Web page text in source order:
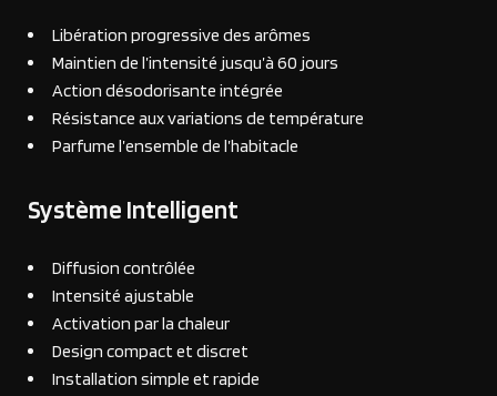
Libération progressive des arômes
Maintien de l’intensité jusqu’à 60 jours
Action désodorisante intégrée
Résistance aux variations de température
Parfume l’ensemble de l’habitacle
Système Intelligent
Diffusion contrôlée
Intensité ajustable
Activation par la chaleur
Design compact et discret
Installation simple et rapide